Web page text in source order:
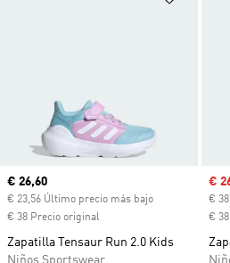
Precio actual
€ 26,60
€ 23,56 Último precio más bajo
€ 38 Precio original
Zapatilla Tensaur Run 2.0 Kids
Niños Sportswear
€
€
€